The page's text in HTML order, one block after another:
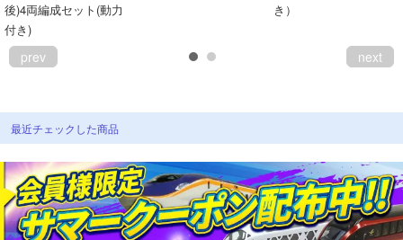
後)4両編成セット(動力
付き)
き）
prev next
最近チェックした商品